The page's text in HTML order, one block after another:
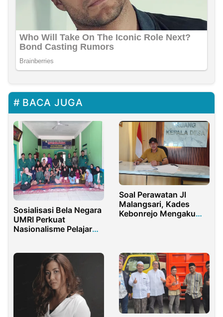
BACA JUGA
Sosialisasi Bela Negara
UMRI Perkuat
Nasionalisme Pelajar
Soal Perawatan Jl
Malangsari, Kades
Kebonrejo Mengaku